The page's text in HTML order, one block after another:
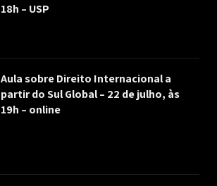
18h – USP
Aula sobre Direito Internacional a
partir do Sul Global – 22 de julho, às
19h – online